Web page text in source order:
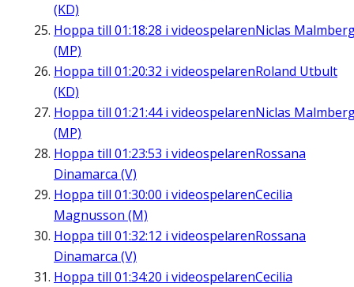
(KD)
Hoppa till 01:18:28 i videospelarenNiclas
(MP)
Hoppa till 01:20:32 i videospelarenRoland Utbult
(KD)
Hoppa till 01:21:44i videospelarenNiclas
(MP)
Hoppa till 01:23:53 i videospelarenRossana
Dinamarca (V)
Hoppa till 01:30:00 i videospelarenCecilia
Magnusson (M)
Hoppa till 01:32:12 i videospelarenRossana
Dinamarca (V)
Hoppa till 01:34:20 i videospelarenCecilia